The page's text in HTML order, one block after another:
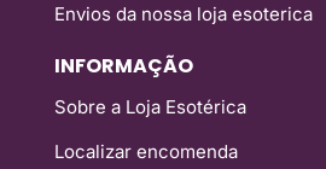
Envios da nossa loja esoterica
INFORMAÇÃO
Sobre a Loja Esotérica
Localizar encomenda